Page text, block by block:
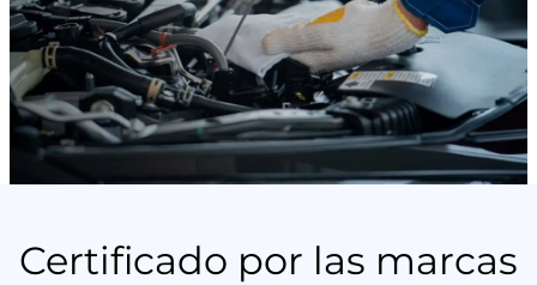
Certificado por las marcas